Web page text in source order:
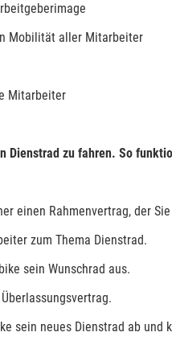
Mobilität aller Mitarbeiter
Mitarbeiter
Dienstrad zu fahren. So
einen Rahmenvertrag, der
zum Thema Dienstrad.
sein Wunschrad aus.
sein neues Dienstrad ab und